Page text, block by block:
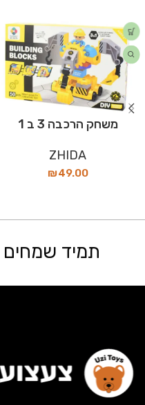
משחק הרכבה 3 ב 1
ZHIDA
₪49.00
תמיד שמחים